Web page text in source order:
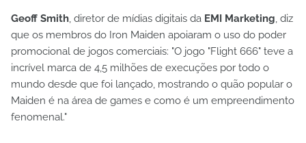
Geoff Smith, diretor de mídias digitais da EMI Marketing, diz
que os membros do Iron Maiden apoiaram o uso do poder
promocional de jogos comerciais: "O jogo "Flight 666" teve a
incrível marca de 4,5 milhões de execuções por todo o
mundo desde que foi lançado, mostrando o quão popular o
Maiden é na área de games e como é um empreendimento
fenomenal."